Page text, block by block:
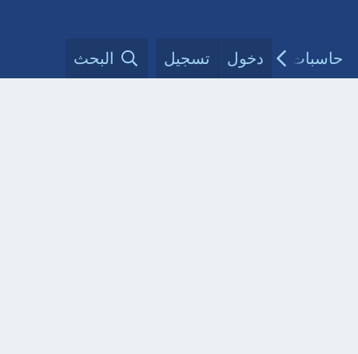
حاسبات طبية مقالات الأطباءدخول تسجيل البحث